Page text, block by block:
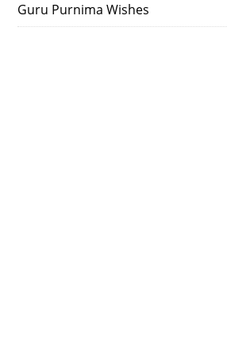
Guru Purnima Wishes